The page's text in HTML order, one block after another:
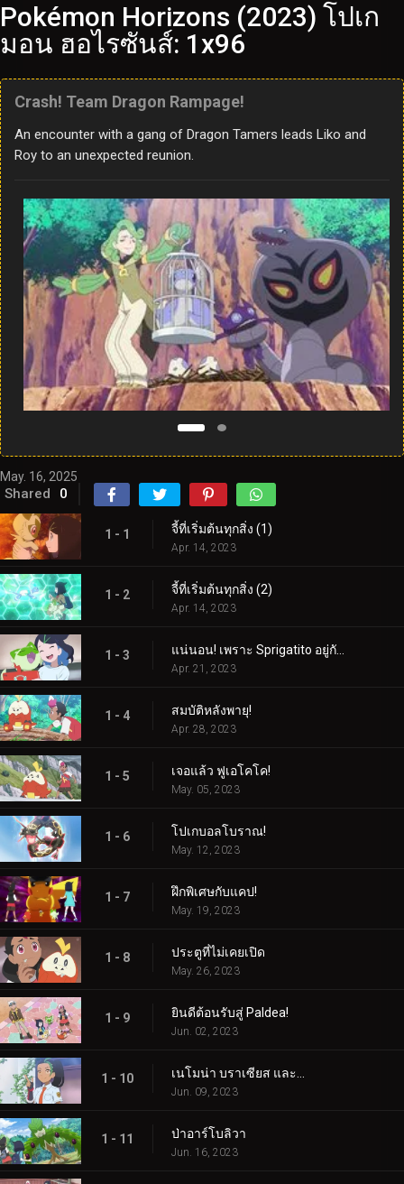
Pokémon Horizons (2023) โปเก
มอน ฮอไรซันส์: 1x96
Crash! Team Dragon Rampage!
An encounter with a gang of Dragon Tamers leads Liko and
Roy to an unexpected reunion.
May. 16, 2025
Shared 0
1 - 1 จี้ที่เริ่มต้นทุกสิ่ง (1)
Apr. 14, 2023
1 - 2 จี้ที่เริ่มต้นทุกสิ่ง (2)
Apr. 14, 2023
1 - 3
Apr. 21, 2023
1 - 4 สมบัติหลังพายุ!
Apr. 28, 2023
1 - 5 เจอแล้ว ฟูเอโคโค!
May. 05, 2023
1 - 6 โปเกบอลโบราณ!
May. 12, 2023
1 - 7 ฝึกพิเศษกับแคป!
May. 19, 2023
1 - 8 ประตูที่ไม่เคยเปิด
May. 26, 2023
1 - 9 ยินดีต้อนรับสู่ Paldea!
Jun. 02, 2023
1 - 10 เนโมน่า บราเซียส และ...
Jun. 09, 2023
1 - 11 ป่าอาร์โบลิวา
Jun. 16, 2023